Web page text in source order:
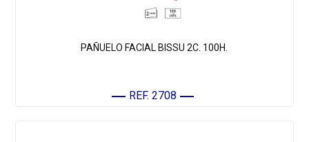
PAÑUELO FACIAL BISSU 2C. 100H.
REF. 2708